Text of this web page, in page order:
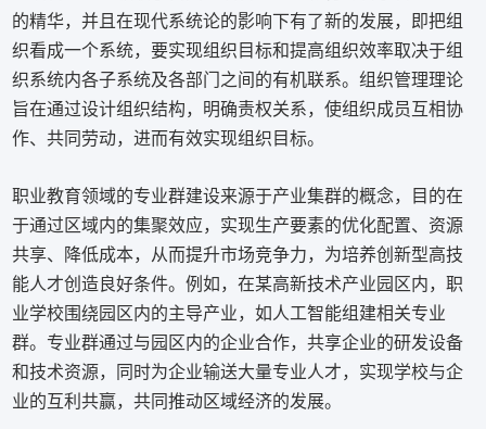
的精华，并且在现代系统论的影响下有了新的发展，即把组
织看成一个系统，要实现组织目标和提高组织效率取决于组
织系统内各子系统及各部门之间的有机联系。组织管理理论
旨在通过设计组织结构，明确责权关系，使组织成员互相协
作、共同劳动，进而有效实现组织目标。
职业教育领域的专业群建设来源于产业集群的概念，目的在
于通过区域内的集聚效应，实现生产要素的优化配置、资源
共享、降低成本，从而提升市场竞争力，为培养创新型高技
能人才创造良好条件。例如，在某高新技术产业园区内，职
业学校围绕园区内的主导产业，如人工智能组建相关专业
群。专业群通过与园区内的企业合作，共享企业的研发设备
和技术资源，同时为企业输送大量专业人才，实现学校与企
业的互利共赢，共同推动区域经济的发展。